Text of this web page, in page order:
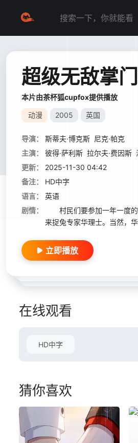
超级无敌掌
本片由茶杯狐cupfox提供播放
动漫 2005 英国
导演： 斯蒂夫·博克斯 尼克·帕克
主演：
彼得·萨利斯 拉尔夫·费因斯
更新：
2025-11-30 04:42
备注：
HD中字
语言：
英语
剧情：
村民们要参加一年一度的
来捉兔专家华理士。当然，
立即播放
在线观看
HD中字
猜你喜欢